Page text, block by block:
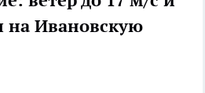
на Ивановскую